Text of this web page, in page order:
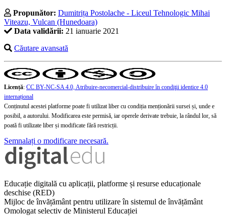
Propunător: Dumitrița Postolache - Liceul Tehnologic Mihai
Viteazu, Vulcan (Hunedoara)
Data validării: 21 ianuarie 2021
Căutare avansată
Licență: CC BY-NC-SA 4.0, Atribuire-necomercial-distribuire în condiţii identice 4.0
internațional
Conținutul acestei platforme poate fi utilizat liber cu condiția menționării sursei și, unde e
posibil, a autorului. Modificarea este permisă, iar operele derivate trebuie, la rândul lor, să
poată fi utilizate liber și modificate fără restricții.
Semnalați o modificare necesară.
Educație digitală cu aplicații, platforme și resurse educaționale
deschise (RED)
Mijloc de învățământ pentru utilizare în sistemul de învățământ
Omologat selectiv de Ministerul Educației